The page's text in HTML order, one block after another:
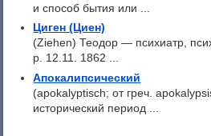
и способ бытия или ...
Циген (Циен)
(Ziehen) Теодор — психиатр,
р. 12.11. 1862 ...
Апокалипсический
(apokalyptisch; от греч.
исторический период ...